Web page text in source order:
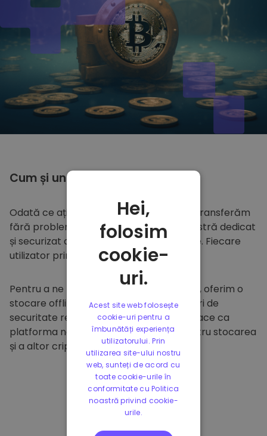
Cum și unde să
Odată ce ați cumpărat peKriptomat
, îl transferăm
fără probleme în portofelul dumneavoastră dedicat
și securizat din cadrul platformei noastre. Fiecare
utilizator primește un portofel individual.
Pentru a ne proteja clienții și fondurile lor, oferim o
stocare offline sigură și efectuăm audituri de
securitate regulate. Această abordare face ca
platforma noastră să fie un paradis pentru stocarea
și a altor criptomonede.
Hei,
folosim
cookie-
uri.
Acest site web folosește
cookie-uri pentru a
îmbunătăți experiența
utilizatorului. Prin
utilizarea site-ului nostru
web, sunteți de acord cu
toate cookie-urile în
conformitate cu Politica
noastră privind cookie-
urile.